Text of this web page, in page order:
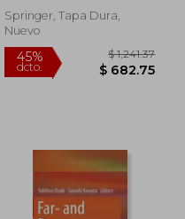
40%
dcto.
Springer, Tapa Dura,
Nuevo